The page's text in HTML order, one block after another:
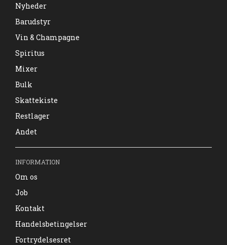
Nyheder
Barudstyr
Vin & Champagne
Spiritus
Mixer
Bulk
Skattekiste
Restlager
Andet
INFORMATION
Om os
Job
Kontakt
Handelsbetingelser
Fortrydelsesret